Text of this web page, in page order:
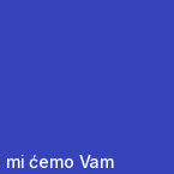
ćemo Vam